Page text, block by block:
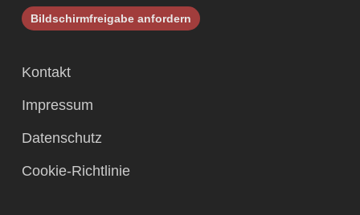
Kontakt
Impressum
Datenschutz
Cookie-Richtlinie